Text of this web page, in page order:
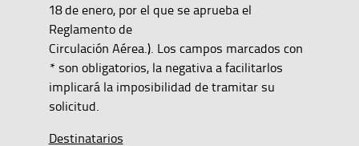
18 de enero, por el que se aprueba el
Reglamento de
Circulación Aérea.). Los campos marcados con
* son obligatorios, la negativa a facilitarlos
implicará la imposibilidad de tramitar su
solicitud.
Destinatarios